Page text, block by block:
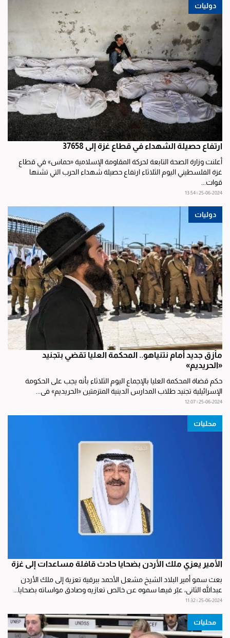
دوليات
ارتفاع حصيلة الشهداء في قطاع غزة إلى 37658
أعلنت وزارة الصحة التابعة لحركة المقاومة الإسلامية «حماس» في قطاع
غزة الفلسطيني اليوم الثلاثاء ارتفاع حصيلة شهداء الحرب التي تشنها
قوات...
25-06-2024 | 13:54
دوليات
مأزق جديد أمام نتنياهو.. المحكمة العليا تقضي بتجنيد
«الحريديم»
حكم قضاة المحكمة العليا بالإجماع اليوم الثلاثاء بأنه يجب على الحكومة
الإسرائيلية تجنيد طلاب المدارس الدينية المتزمتين «الحريديم» في...
25-06-2024 | 12:07
محليات
الأمير يعزي ملك الأردن بضحايا حادث قافلة مساعدات إلى غزة
بعث سمو أمير البلاد الشيخ مشعل الأحمد ببرقية تعزية إلى ملك الأردن
عبدالله الثاني، عبّر فيها سموه عن خالص تعازيه وصادق مواساته بضحايا...
25-06-2024 | 11:32
محليات